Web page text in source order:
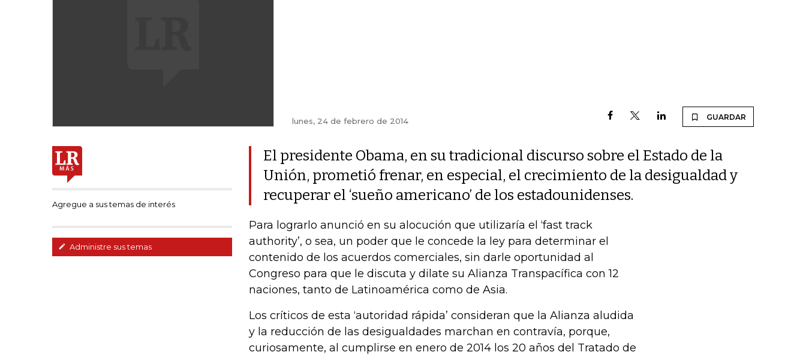
lunes, 24 de febrero de 2014 GUARDAR
Agregue a sus temas de interés
Administre sus temas
El presidente Obama, en su tradicional discurso sobre el Estado de la
Unión, prometió frenar, en especial, el crecimiento de la desigualdad y
recuperar el ‘sueño americano’ de los estadounidenses.
Para lograrlo anunció en su alocución que utilizaría el ‘fast track
authority’, o sea, un poder que le concede la ley para determinar el
contenido de los acuerdos comerciales, sin darle oportunidad al
Congreso para que le discuta y dilate su Alianza Transpacífica con 12
naciones, tanto de Latinoamérica como de Asia.
Los críticos de esta ‘autoridad rápida’ consideran que la Alianza aludida
y la reducción de las desigualdades marchan en contravía, porque,
curiosamente, al cumplirse en enero de 2014 los 20 años del Tratado de